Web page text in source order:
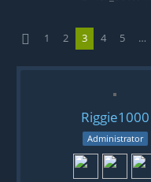
1 2 3 4 5 …
Riggie1000
Administrator